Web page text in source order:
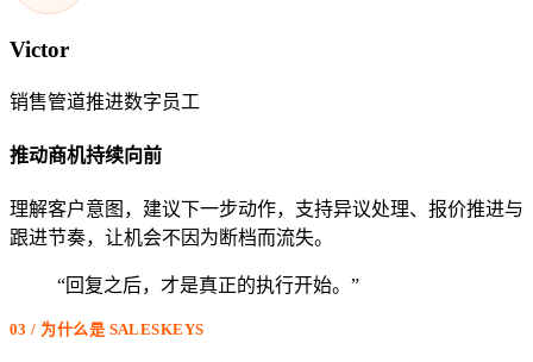
Victor
销售管道推进数字员工
推动商机持续向前
理解客户意图，建议下一步动作，支持异议处理、报价推进与
跟进节奏，让机会不因为断档而流失。
“回复之后，才是真正的执行开始。”
03 / 为什么是 SALESKEYS